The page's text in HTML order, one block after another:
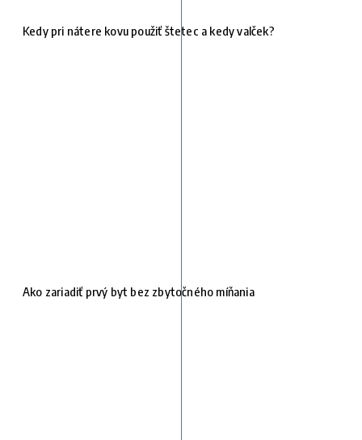
Kedy pri nátere kovu použiť štetec a kedy valček?
Ako zariadiť prvý byt bez zbytočného míňania